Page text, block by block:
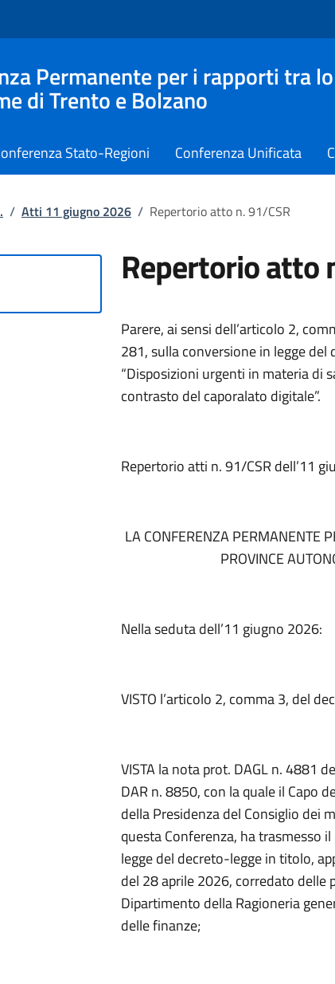
Permanente per i rapporti tra
di Trento e Bolzano
Stato-Regioni Conferenza Unificata
/ Atti 11 giugno 2026 / Repertorio atto n. 91/CSR
Repertorio atto
Parere, ai sensi dell’articolo 2,
281, sulla conversione in legge
“Disposizioni urgenti in materia di
contrasto del caporalato digitale”.
Repertorio atti n. 91/CSR dell’11
LA CONFERENZA PERMANENTE
PROVINCE
Nella seduta dell’11 giugno 2026:
VISTO l’articolo 2, comma 3, del
VISTA la nota prot. DAGL n. 4881
DAR n. 8850, con la quale il Capo
della Presidenza del Consiglio dei
questa Conferenza, ha trasmesso
legge del decreto-legge in titolo,
del 28 aprile 2026, corredato delle
Dipartimento della Ragioneria
delle finanze;